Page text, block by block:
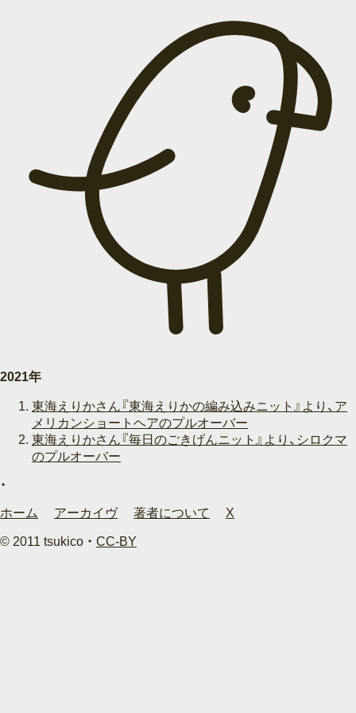
2021年
東海えりかさん『東海えりかの編み込みニット』より、ア
メリカンショートヘアのプルオーバー
東海えりかさん『毎日のごきげんニット』より、シロクマ
のプルオーバー
ホーム アーカイヴ 著者について X
© 2011 tsukico ・ CC-BY